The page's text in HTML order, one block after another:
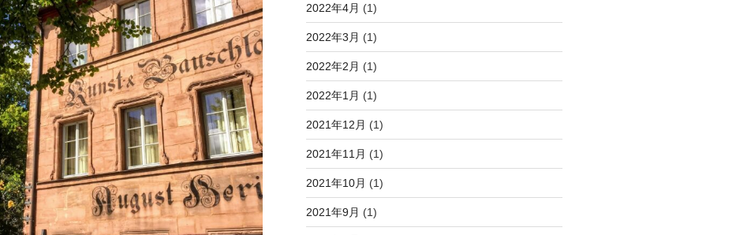
2022年4月 (1)
2022年3月 (1)
2022年2月 (1)
2022年1月 (1)
2021年12月 (1)
2021年11月 (1)
2021年10月 (1)
2021年9月 (1)